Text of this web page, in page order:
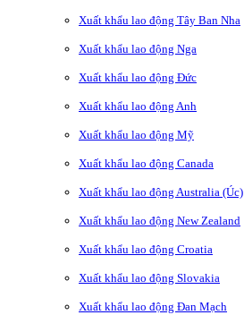
Xuất khẩu lao động Tây Ban Nha
Xuất khẩu lao động Nga
Xuất khẩu lao động Đức
Xuất khẩu lao động Anh
Xuất khẩu lao động Mỹ
Xuất khẩu lao động Canada
Xuất khẩu lao động Australia (Úc)
Xuất khẩu lao động New Zealand
Xuất khẩu lao động Croatia
Xuất khẩu lao động Slovakia
Xuất khẩu lao động Đan Mạch